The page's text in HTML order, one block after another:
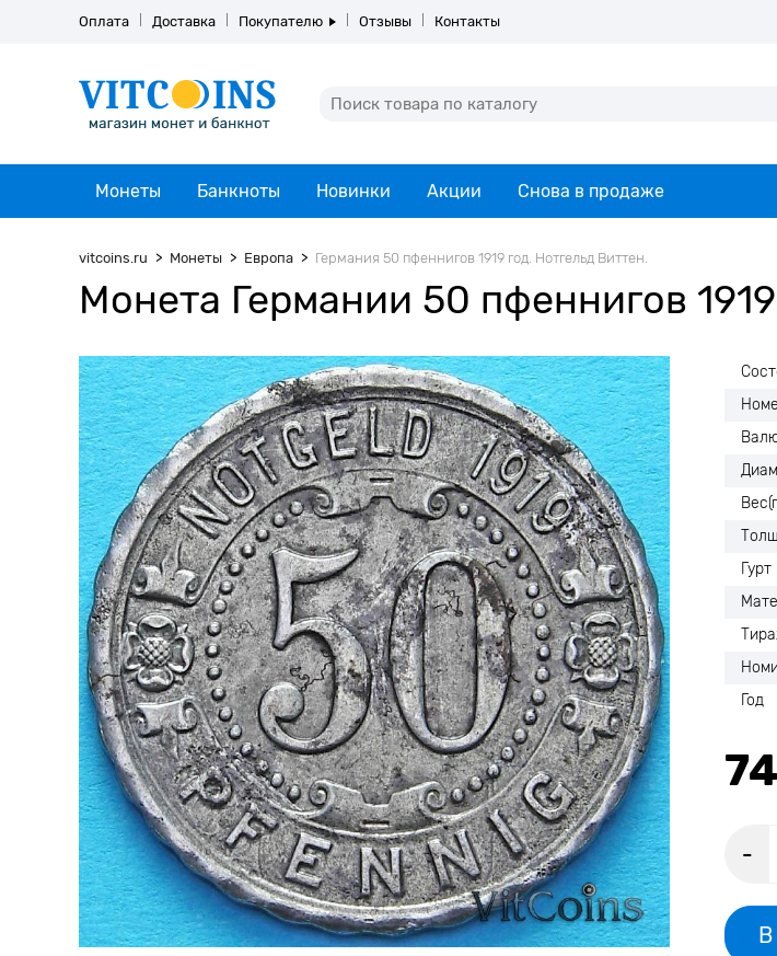
Оплата Доставка Покупателю Отзывы Контакты
Монеты Банкноты Новинки Акции Снова в продаже
vitcoins.ru Монеты Европа Германия 50 пфеннигов 1919 год. Нотгельд Виттен.
Монета Германии 50 пфеннигов
Гурт
Год
-
В